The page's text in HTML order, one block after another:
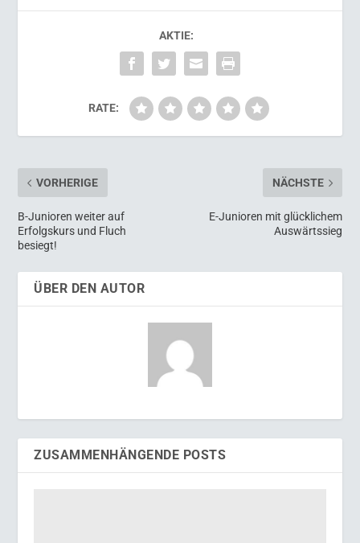
AKTIE:
RATE:
VORHERIGE
B-Junioren weiter auf
Erfolgskurs und Fluch
besiegt!
NÄCHSTE
E-Junioren mit glücklichem
Auswärtssieg
ÜBER DEN AUTOR
ZUSAMMENHÄNGENDE POSTS